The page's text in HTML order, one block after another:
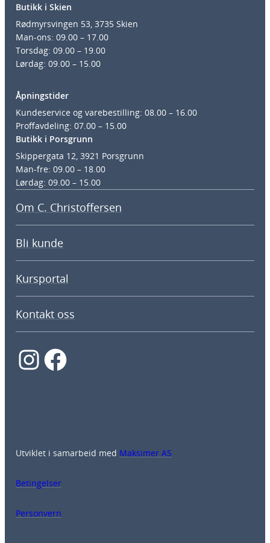
Butikk i Skien
Rødmyrsvingen 53, 3735 Skien
Man-ons: 09.00 – 17.00
Torsdag: 09.00 – 19.00
Lørdag: 09.00 – 15.00
Åpningstider
Kundeservice og varebestilling: 08.00 – 16.00
Proffavdeling: 07.00 – 15.00
Butikk i Porsgrunn
Skippergata 12, 3921 Porsgrunn
Man-fre: 09.00 – 18.00
Lørdag: 09.00 – 15.00
Om C. Christoffersen
Bli kunde
Kursportal
Kontakt oss
InstagramFacebook
Utviklet i samarbeid med Maksimer AS
Betingelser
Personvern